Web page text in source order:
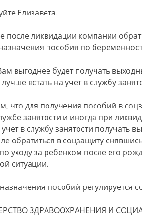
Елизавета.
после ликвидации компании
пособия по
выгоднее будет получать
встать на учет в службу
что для получения пособий в
занятости и иногда при
учет в службу занятости получать
обратиться в соцзащиту
уходу за ребенком после его
ситуации.
пособий регулируется
ЗДРАВООХРАНЕНИЯ И